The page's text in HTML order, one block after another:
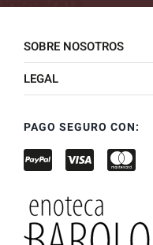
SOBRE NOSOTROS
LEGAL
PAGO SEGURO CON: